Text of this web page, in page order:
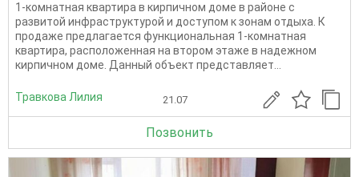
1-комнатная квартира в кирпичном доме в районе с
развитой инфраструктурой и доступом к зонам отдыха. К
продаже предлагается функциональная 1-комнатная
квартира, расположенная на втором этаже в надежном
кирпичном доме. Данный объект представляет...
Травкова Лилия 21.07
Позвонить